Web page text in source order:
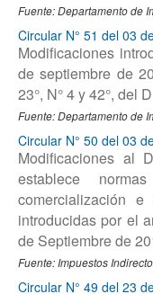
Fuente: Departamento de
Circular N° 51 del 03
Modificaciones
de septiembre de
23°, N° 4 y 42°, del
Fuente: Departamento de
Circular N° 50 del 03
Modificaciones al
establece
comercialización
introducidas por el
de Septiembre de
Fuente: Impuestos
Circular N° 49 del 23